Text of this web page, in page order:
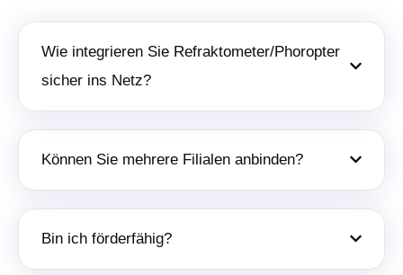
Wie integrieren Sie Refraktometer/Phoropter
sicher ins Netz?
Können Sie mehrere Filialen anbinden?
Bin ich förderfähig?